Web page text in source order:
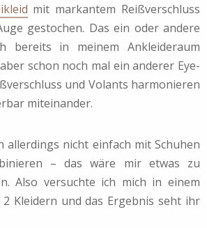
mit markantem Reißverschluss
gestochen. Das ein oder andere
bereits in meinem Ankleideraum
schon noch mal ein anderer Eye-
und Volants harmonieren
miteinander.
allerdings nicht einfach mit Schuhen
– das wäre mir etwas zu
Also versuchte ich mich in einem
2 Kleidern und das Ergebnis seht ihr